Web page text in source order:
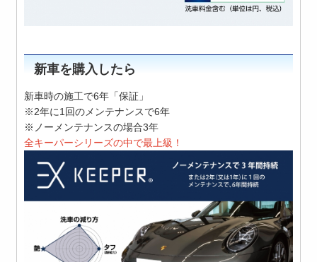
新車を購入したら
新車時の施工で6年「保証」
※2年に1回のメンテナンスで6年
※ノーメンテナンスの場合3年
全キーパーシリーズの中で最上級！